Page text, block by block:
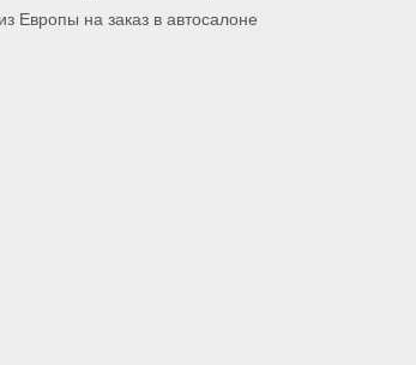
Европы на заказ в автосалоне